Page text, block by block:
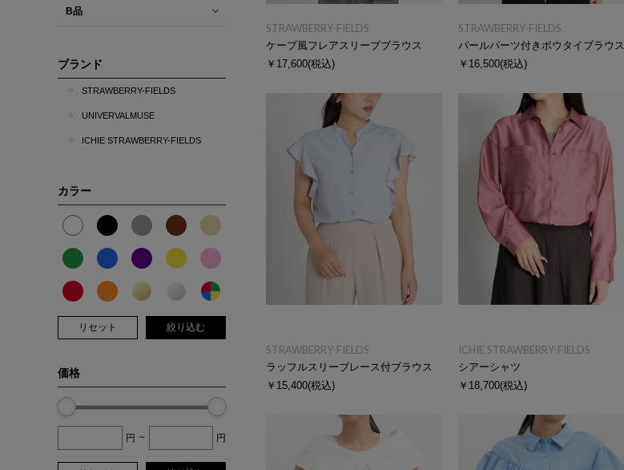
B品
ブランド
STRAWBERRY-FIELDS
UNIVERVALMUSE
ICHIE STRAWBERRY-FIELDS
カラー
リセット 絞り込む
価格
円 ~ 円
STRAWBERRY-FIELDS
ケープ風フレアスリーブブラウス
￥17,600(税込)
STRAWBERRY-FIELDS
パールパーツ付きボウタイブラウス
￥16,500(税込)
STRAWBERRY-FIELDS
ラッフルスリーブレース付ブラウス
￥15,400(税込)
ICHIE STRAWBERRY-FIELDS
シアーシャツ
￥18,700(税込)